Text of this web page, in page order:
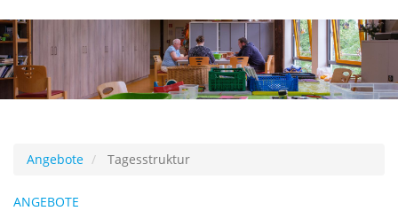
Angebote Tagesstruktur
ANGEBOTE